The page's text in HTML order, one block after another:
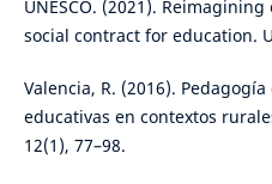
UNESCO. (2021).
social contract for education.
Valencia, R. (2016).
educativas en contextos
12(1), 77–98.